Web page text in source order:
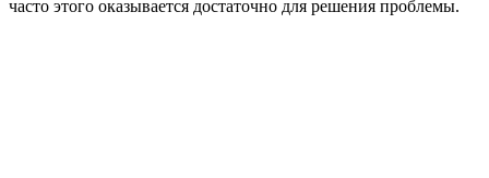
часто этого оказывается достаточно для решения проблемы.